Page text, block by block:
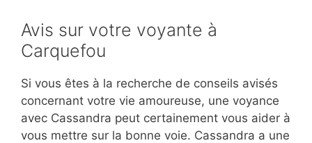
Avis sur votre voyante à
Carquefou
Si vous êtes à la recherche de conseils avisés
concernant votre vie amoureuse, une voyance
avec Cassandra peut certainement vous aider à
vous mettre sur la bonne voie. Cassandra a une